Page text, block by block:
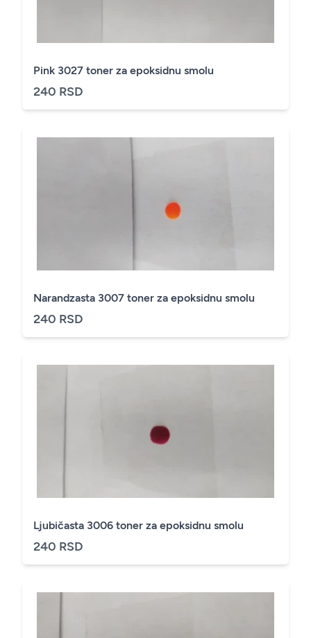
Pink 3027 toner za epoksidnu smolu
240 RSD
Narandzasta 3007 toner za epoksidnu smolu
240 RSD
Ljubičasta 3006 toner za epoksidnu smolu
240 RSD